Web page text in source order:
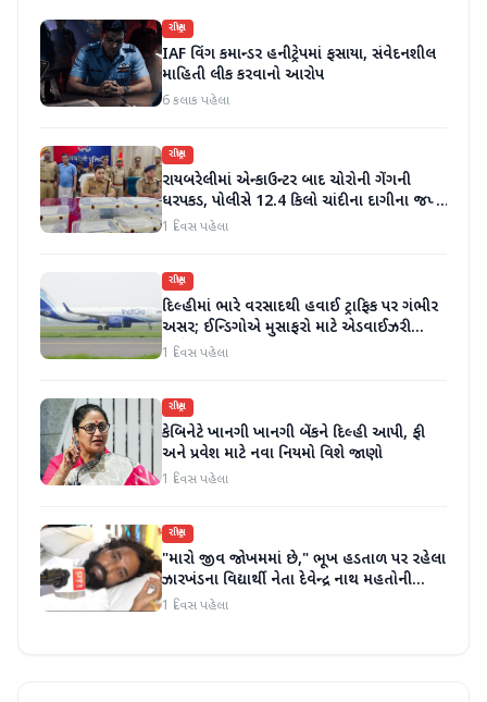
રાષ્ટ્રીય
IAF વિંગ કમાન્ડર હનીટ્રેપમાં ફસાયા, સંવેદનશીલ
માહિતી લીક કરવાનો આરોપ
6 કલાક પહેલા
રાષ્ટ્રીય
રાયબરેલીમાં એન્કાઉન્ટર બાદ ચોરોની ગેંગની
ધરપકડ, પોલીસે 12.4 કિલો ચાંદીના દાગીના જપ્ત
કર્યા
1 દિવસ પહેલા
રાષ્ટ્રીય
દિલ્હીમાં ભારે વરસાદથી હવાઈ ટ્રાફિક પર ગંભીર
અસર; ઈન્ડિગોએ મુસાફરો માટે એડવાઈઝરી
જાહેર કરી
1 દિવસ પહેલા
રાષ્ટ્રીય
કેબિનેટે ખાનગી ખાનગી બેંકને દિલ્હી આપી, ફી
અને પ્રવેશ માટે નવા નિયમો વિશે જાણો
1 દિવસ પહેલા
રાષ્ટ્રીય
"મારો જીવ જોખમમાં છે," ભૂખ હડતાળ પર રહેલા
ઝારખંડના વિદ્યાર્થી નેતા દેવેન્દ્ર નાથ મહતોની
તબિયત ખરાબ
1 દિવસ પહેલા